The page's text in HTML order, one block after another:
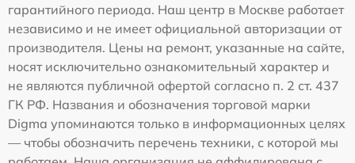
гарантийного периода. Наш центр в Москве работает
независимо и не имеет официальной авторизации от
производителя. Цены на ремонт, указанные на сайте,
носят исключительно ознакомительный характер и
не являются публичной офертой согласно п. 2 ст. 437
ГК РФ. Названия и обозначения торговой марки
Digma упоминаются только в информационных целях
— чтобы обозначить перечень техники, с которой мы